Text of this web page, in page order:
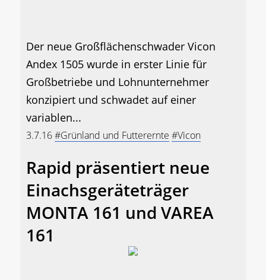
Der neue Großflächenschwader Vicon
Andex 1505 wurde in erster Linie für
Großbetriebe und Lohnunternehmer
konzipiert und schwadet auf einer
variablen...
3.7.16#Grünland und Futterernte #Vicon
Rapid präsentiert neue
Einachsgeräteträger
MONTA 161 und VAREA
161